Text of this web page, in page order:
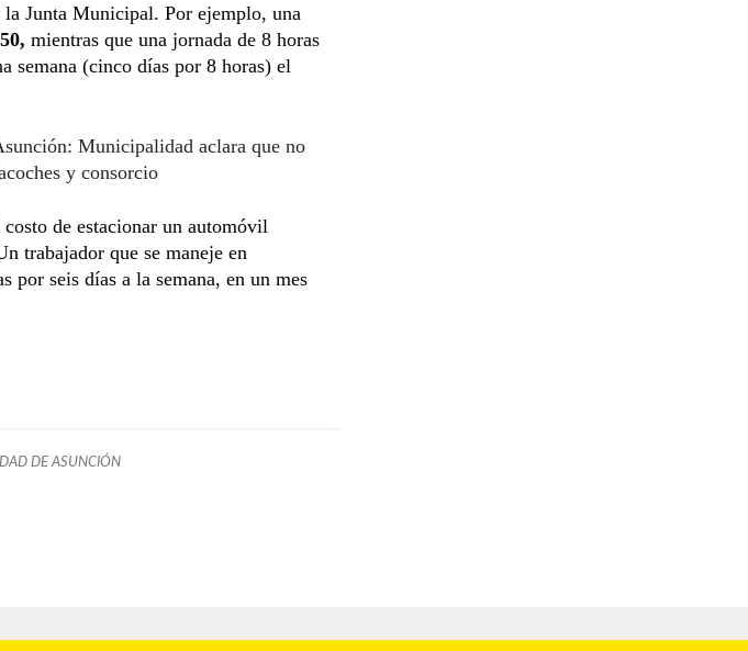
Junta Municipal. Por ejemplo, una
mientras que una jornada de 8 horas
semana (cinco días por 8 horas) el
Municipalidad aclara que no
y consorcio
de estacionar un automóvil
trabajador que se maneje en
por seis días a la semana, en un mes
DE ASUNCIÓN